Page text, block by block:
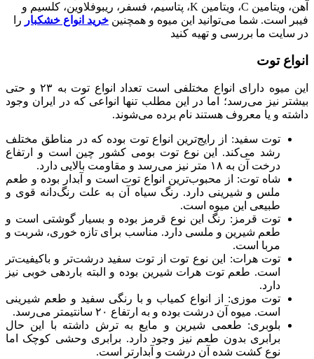
آهن، ویتامین C، ویتامین K، پتاسیم، فسفر، ریبوفلاوین، کلسیم و
فیبر است. شما می‌توانید این میوه و همچنین خرید انواع خشکبار را
در سایت ما بررسی و تهیه کنید
انواع توت
این میوه دارای انواع مختلفی است تعداد انواع توت به ۲۳ و حتی
بیشتر نیز می‌رسد؛ اما در این مطلب تنها انواعی که در ایران وجود
داشته و یا معروف هستند نام برده می‌شوند.
توت سفید: از رایج‌ترین انواع توت بوده که در مناطق مختلف
رشد می‌کند. این نوع توت بومی کشور چین است و ارتفاع
درخت آن به ۱۸ متر نیز می‌رسد و مقاومت بالایی دارد.
شاه توت: از محبوب‌ترین انواع توت است و آبدار بوده و طعم
ملس و شیرینی دارد. رنگ سیاه آن به علت رنگ‌دانه قوی و
طبیعی این میوه است.
توت قرمز: رنگ این نوع قرمز بوده و بسیار گوشتی است و
طعم شیرین و ملسی دارد. مناسب برای تازه خوری، شربت و
مربا است.
توت هرات: این نوع توت از توت سفید درشت‌تر و باکیفیت‌تر
است. طعم توت هرات شیرین بوده و البته باردهی خوبی نیز
دارد.
توت موزی: از انواع کمیاب و با رنگی سفید و طعم شیرینی
است. میوه آن درشت بوده و به ارتفاع ۲۰ سانتیمتر می‌رسد.
بلوبری: طعمی شیرین و مایع به ترش داشته با این حال
برابری بدون طعم نیز وجود دارد. برابری وحشی کوچک اما
نوع کشت شده آن درشت و آبدارتر است.